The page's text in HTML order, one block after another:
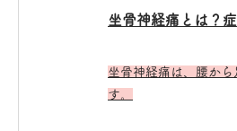
坐骨神経痛とは？
坐骨神経痛は、腰か
す。